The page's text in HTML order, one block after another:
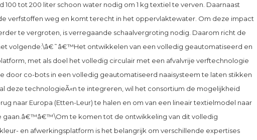
100 tot 200 liter schoon water nodig om 1 kg textiel te verven. Daarnaast
verfstoffen weg en komt terecht in het oppervlaktewater. Om deze impact
te vergroten, is verregaande schaalvergroting nodig. Daarom richt de
volgende:\â€˜â€™Het ontwikkelen van een volledig geautomatiseerd en
met als doel het volledig circulair met een afvalvrije verftechnologie
door co-bots in een volledig geautomatiseerd naaisysteem te laten stikken
deze technologieÃ«n te integreren, wil het consortium de mogelijkheid
naar Europa (Etten-Leur) te halen en om van een lineair textielmodel naar
gaan.â€™â€™\Om te komen tot de ontwikkeling van dit volledig
en afwerkingsplatform is het belangrijk om verschillende expertises